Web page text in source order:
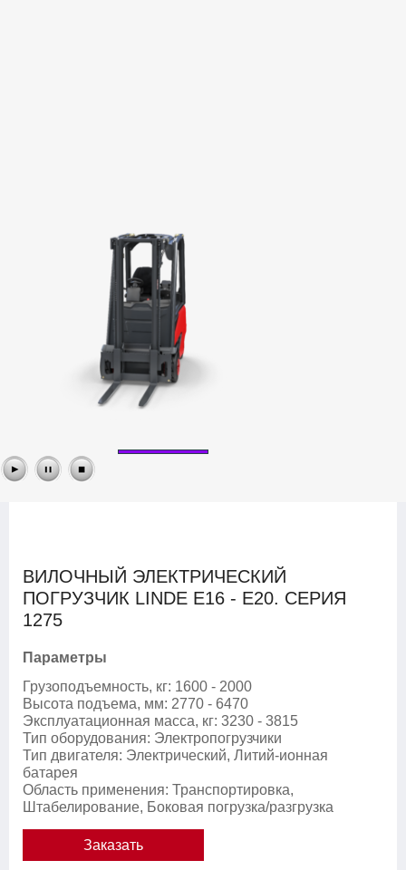
ВИЛОЧНЫЙ ЭЛЕКТРИЧЕСКИЙ
ПОГРУЗЧИК LINDE E16 - E20. СЕРИЯ
1275
Параметры
Грузоподъемность, кг: 1600 - 2000
Высота подъема, мм: 2770 - 6470
Эксплуатационная масса, кг: 3230 - 3815
Тип оборудования: Электропогрузчики
Тип двигателя: Электрический, Литий-ионная
батарея
Область применения: Транспортировка,
Штабелирование, Боковая погрузка/разгрузка
Заказать